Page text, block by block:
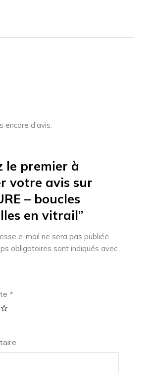
encore d’avis.
le premier à
votre avis sur
– boucles
en vitrail”
e-mail ne sera pas publiée.
obligatoires sont indiqués avec
*